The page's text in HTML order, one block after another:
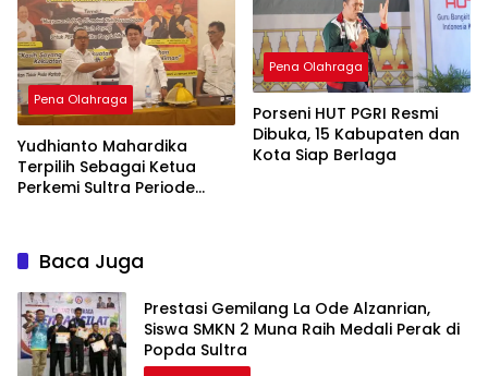
Pena Olahraga
Yudhianto Mahardika
Terpilih Sebagai Ketua
Perkemi Sultra Periode
Pena Olahraga
Porseni HUT PGRI Resmi
Dibuka, 15 Kabupaten dan
Kota Siap Berlaga
Baca Juga
Prestasi Gemilang La Ode Alzanrian,
Siswa SMKN 2 Muna Raih Medali Perak di
Popda Sultra